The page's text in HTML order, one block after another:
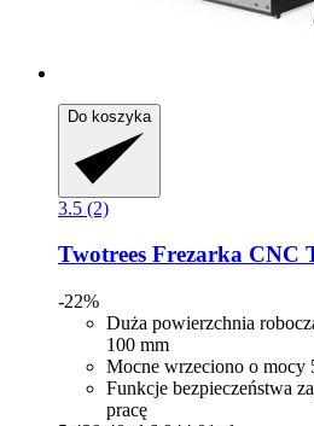
Do koszyka
3.5 (2)
Twotrees Frezarka CNC
-22%
Duża powierzchnia
100 mm
Mocne wrzeciono o mocy
Funkcje bezpieczeństwa
pracę